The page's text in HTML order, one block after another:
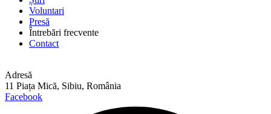
Voluntari
Presă
Întrebări frecvente
Contact
Adresă
11 Piața Mică, Sibiu, România
Facebook